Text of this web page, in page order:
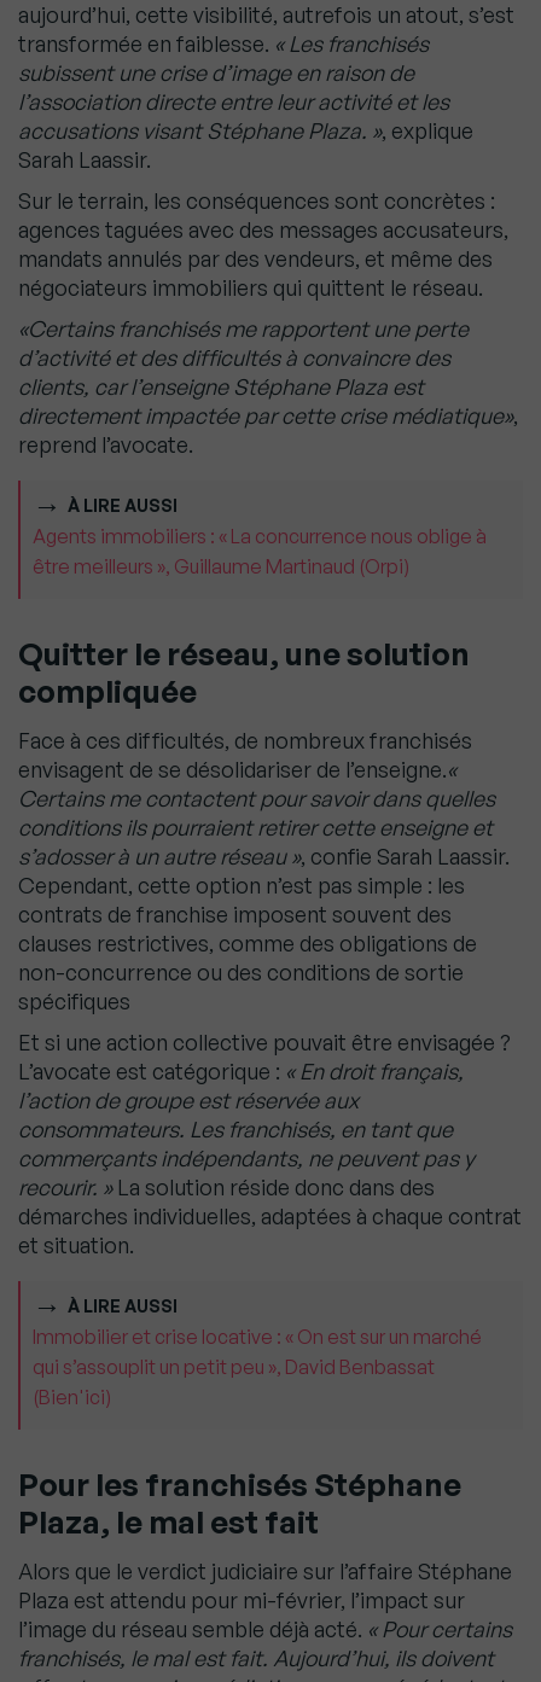
aujourd’hui, cette visibilité, autrefois un atout, s’est
transformée en faiblesse. « Les franchisés
subissent une crise d’image en raison de
l’association directe entre leur activité et les
accusations visant Stéphane Plaza. », explique
Sarah Laassir.
Sur le terrain, les conséquences sont concrètes :
agences taguées avec des messages accusateurs,
mandats annulés par des vendeurs, et même des
négociateurs immobiliers qui quittent le réseau.
«Certains franchisés me rapportent une perte
d’activité et des difficultés à convaincre des
clients, car l’enseigne Stéphane Plaza est
directement impactée par cette crise médiatique»,
reprend l’avocate.
À LIRE AUSSI
Agents immobiliers : « La concurrence nous oblige à
être meilleurs », Guillaume Martinaud (Orpi)
Quitter le réseau, une solution
compliquée
Face à ces difficultés, de nombreux franchisés
envisagent de se désolidariser de l’enseigne.«
Certains me contactent pour savoir dans quelles
conditions ils pourraient retirer cette enseigne et
s’adosser à un autre réseau », confie Sarah Laassir.
Cependant, cette option n’est pas simple : les
contrats de franchise imposent souvent des
clauses restrictives, comme des obligations de
non-concurrence ou des conditions de sortie
spécifiques
Et si une action collective pouvait être envisagée ?
L’avocate est catégorique : « En droit français,
l’action de groupe est réservée aux
consommateurs. Les franchisés, en tant que
commerçants indépendants, ne peuvent pas y
recourir. »La solution réside donc dans des
démarches individuelles, adaptées à chaque contrat
et situation.
À LIRE AUSSI
Immobilier et crise locative : « On est sur un marché
qui s’assouplit un petit peu », David Benbassat
(Bien'ici)
Pour les franchisés Stéphane
Plaza, le mal est fait
Alors que le verdict judiciaire sur l’affaire Stéphane
Plaza est attendu pour mi-février, l’impact sur
l’image du réseau semble déjà acté. « Pour certains
franchisés, le mal est fait. Aujourd’hui, ils doivent